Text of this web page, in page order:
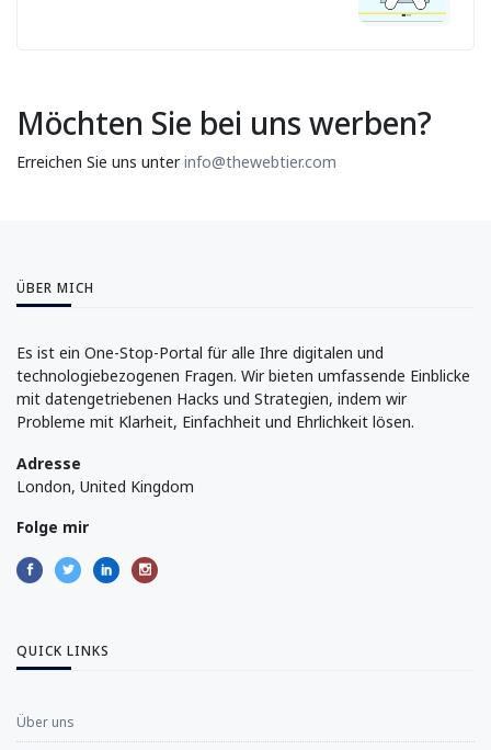
Möchten Sie bei uns werben?
Erreichen Sie uns unterinfo@thewebtier.com
ÜBER MICH
Es ist ein One-Stop-Portal für alle Ihre digitalen und
technologiebezogenen Fragen. Wir bieten umfassende Einblicke
mit datengetriebenen Hacks und Strategien, indem wir
Probleme mit Klarheit, Einfachheit und Ehrlichkeit lösen.
Adresse
London, United Kingdom
Folge mir
QUICK LINKS
Über uns